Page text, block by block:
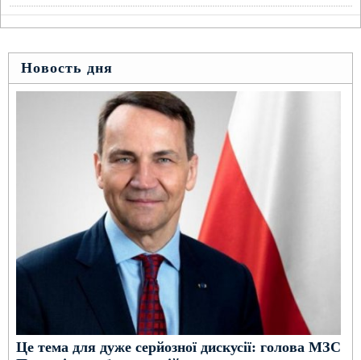
Новость дня
Це тема для дуже серйозної дискусії: голова МЗС